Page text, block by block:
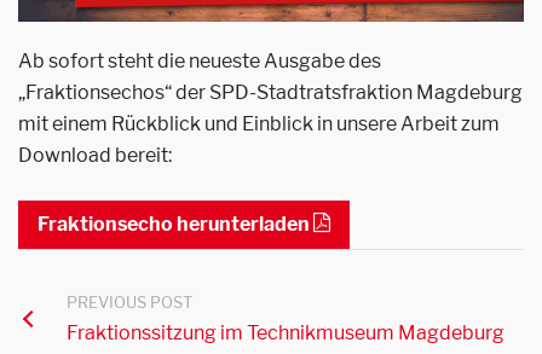
Ab sofort steht die neueste Ausgabe des
„Fraktionsechos“ der SPD-Stadtratsfraktion Magdeburg
mit einem Rückblick und Einblick in unsere Arbeit zum
Download bereit:
Fraktionsecho herunterladen
PREVIOUS POST
Fraktionssitzung im Technikmuseum Magdeburg